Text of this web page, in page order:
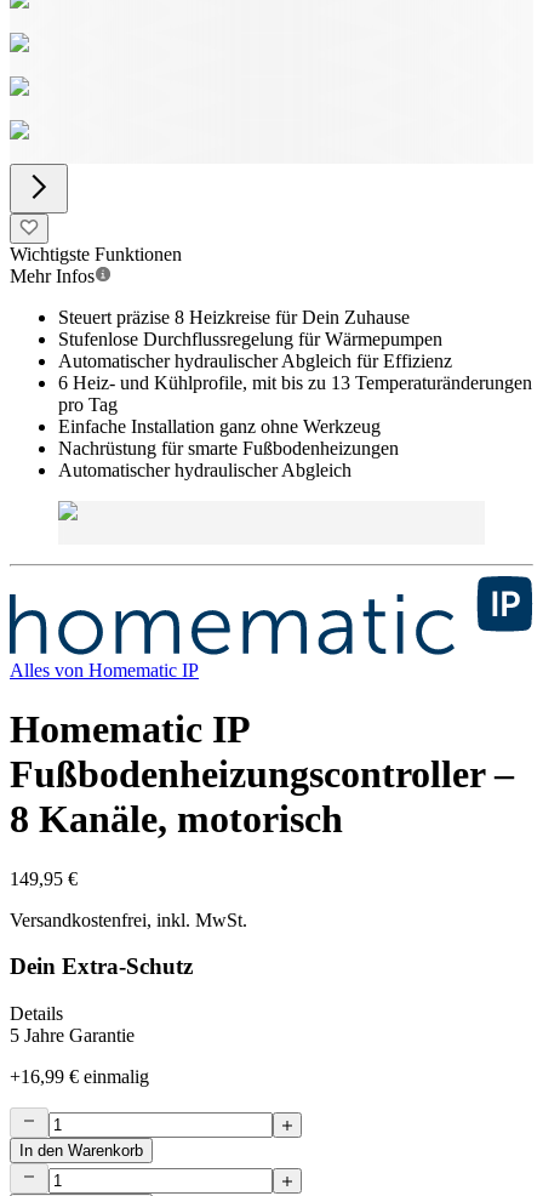
Wichtigste Funktionen
Mehr Infos
Steuert präzise 8 Heizkreise für Dein Zuhause
Stufenlose Durchflussregelung für Wärmepumpen
Automatischer hydraulischer Abgleich für Effizienz
6 Heiz- und Kühlprofile, mit bis zu 13 Temperaturänderungen
pro Tag
Einfache Installation ganz ohne Werkzeug
Nachrüstung für smarte Fußbodenheizungen
Automatischer hydraulischer Abgleich
Alles von Homematic IP
Homematic IP
Fußbodenheizungscontroller –
8 Kanäle, motorisch
149,95 €
Versandkostenfrei, inkl. MwSt.
Dein Extra-Schutz
Details
5 Jahre Garantie
+16,99 € einmalig
In den Warenkorb